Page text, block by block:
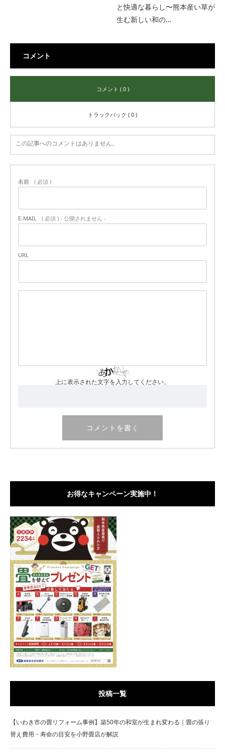
と快適な暮らし〜熊本産い草が
生む新しい和の…
コメント
コメント ( 0 )
トラックバック ( 0 )
この記事へのコメントはありません。
名前 ( 必須 )
E-MAIL ( 必須 ) - 公開されません -
URL
上に表示された文字を入力してください。
お得なキャンペーン実施中！
投稿一覧
【いわき市の畳リフォーム事例】築50年の和室が生まれ変わる｜畳の張り
替え費用・寿命の目安を小野畳店が解説